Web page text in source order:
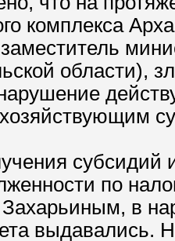
комплекса
области),
субсидий
по
Захарьиным, в
выдавались.